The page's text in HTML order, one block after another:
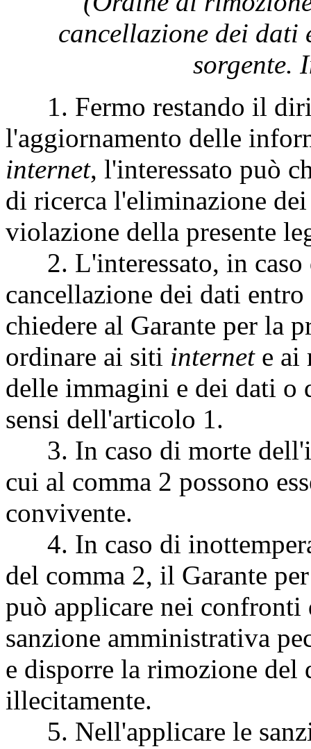
cancellazione dei
sorgente.
1. Fermo restando il
l'aggiornamento delle
internet, l'interessato può
di ricerca l'eliminazione
violazione della presente
2. L'interessato, in caso
cancellazione dei dati
chiedere al Garante per la
ordinare ai siti internet e ai
delle immagini e dei dati
sensi dell'articolo 1.
3. In caso di morte
cui al comma 2 possono
convivente.
4. In caso di
del comma 2, il Garante
può applicare nei confronti
sanzione amministrativa
e disporre la rimozione del
illecitamente.
5. Nell'applicare le